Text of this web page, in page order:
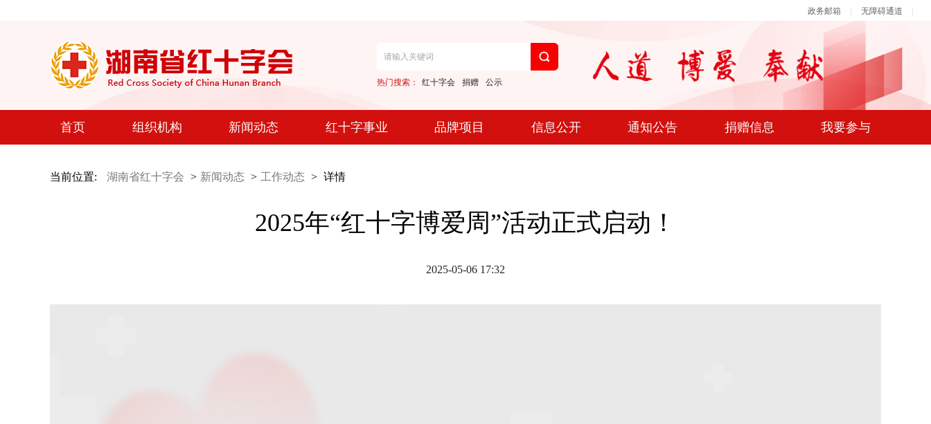
政务邮箱 无障碍通道
热门搜索： 红十字会 捐赠 公示
首页 组织机构 新闻动态 红十字事业 品牌项目 信息公开 通知公告 捐赠信息 我要参与
当前位置: 湖南省红十字会 > 新闻动态 > 工作动态 > 详情
2025年“红十字博爱周”活动正式启动！
2025-05-06 17:32